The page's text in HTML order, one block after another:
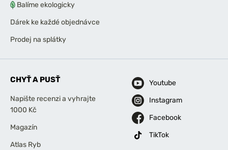
Balíme ekologicky
Dárek ke každé objednávce
Prodej na splátky
CHYŤ A PUSŤ
Napište recenzi a vyhrajte
1000 Kč
Magazín
Atlas Ryb
Youtube
Instagram
Facebook
TikTok